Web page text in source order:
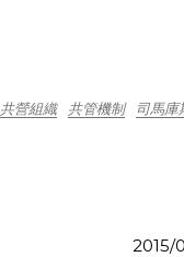
共營組織 共管機制 司馬庫
2015/